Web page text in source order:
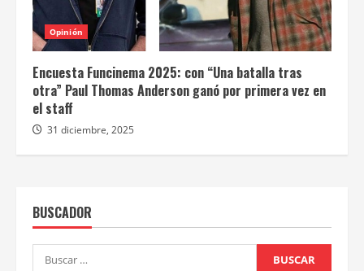
Opinión
Encuesta Funcinema 2025: con “Una batalla tras
otra” Paul Thomas Anderson ganó por primera vez en
el staff
31 diciembre, 2025
BUSCADOR
Buscar: